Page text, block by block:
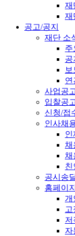
재
재
공고/공지
재단 소
주
공
연
사업공
입찰공
신청/접
인사채
인
채
채
친
공시송
홈페이
개
저
자